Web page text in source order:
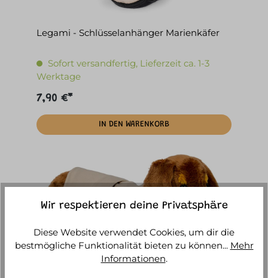
Legami - Schlüsselanhänger Marienkäfer
Sofort versandfertig, Lieferzeit ca. 1-3
Werktage
7,90 €*
IN DEN WARENKORB
Wir respektieren deine Privatsphäre
Diese Website verwendet Cookies, um dir die
bestmögliche Funktionalität bieten zu können... Mehr
Informationen.